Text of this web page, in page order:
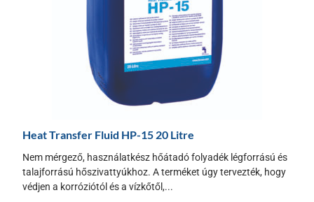
Heat Transfer Fluid HP-15 20 Litre
Nem mérgező, használatkész hőátadó folyadék légforrású és
talajforrású hőszivattyúkhoz. A terméket úgy tervezték, hogy
védjen a korróziótól és a vízkőtől,...